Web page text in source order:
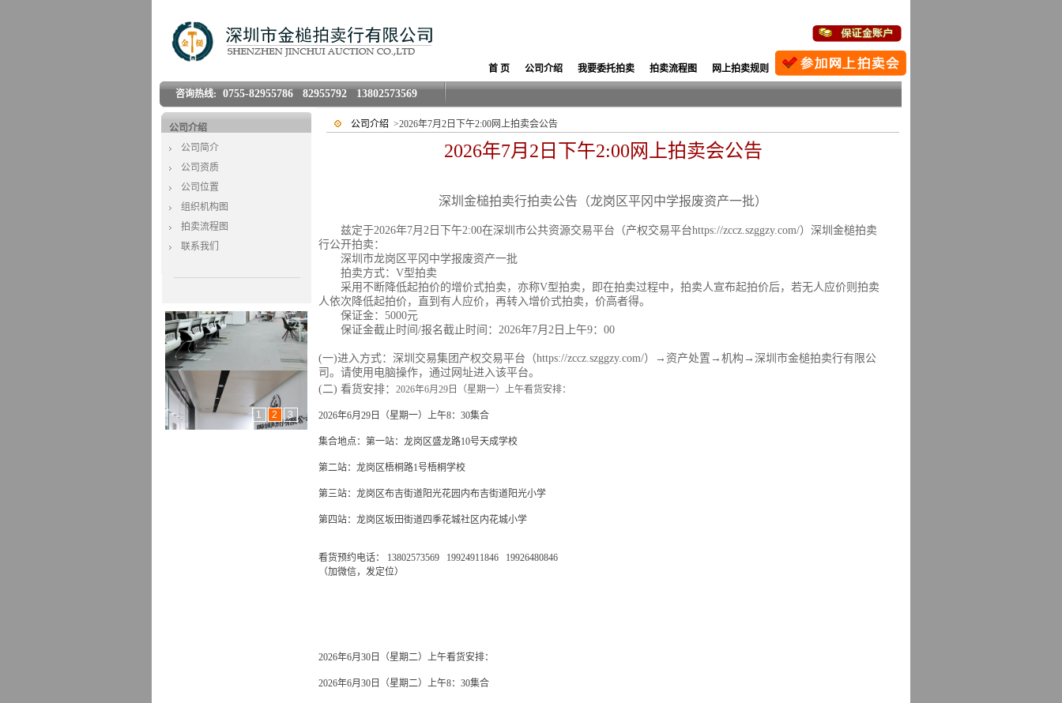
首 页 公司介绍 我要委托拍卖 拍卖流程图 网上拍卖规则
咨询热线: 0755-82955786 82955792 13802573569
公司介绍
公司简介
公司资质
公司位置
组织机构图
拍卖流程图
联系我们
1 2 3
公司介绍 >2026年7月2日下午2:00网上拍卖会公告
2026年7月2日下午2:00网上拍卖会公告
深圳金槌拍卖行拍卖公告（龙岗区平冈中学报废资产一批）
兹定于2026年7月2日 下午2:00在深圳市公共资源交易平台（产权交易平台https://zccz.szggzy.com/）深圳金槌拍卖
行公开拍卖：
深圳市龙岗区平冈中学报废资产一批
拍卖方式：V型拍卖
采用不断降低起拍价的增价式拍卖，亦称V型拍卖，即在拍卖过程中，拍卖人宣布起拍价后，若无人应价则拍卖
人依次降低起拍价，直到有人应价，再转入增价式拍卖，价高者得。
保证金： 5000元
保证金截止时间 /报名截止时间：2026年7月2日上午9：00
(一)进入方式：深圳交易集团产权交易平台（https://zccz.szggzy.com/）→资产处置→机构→深圳市金槌拍卖行有限公
司。请使用电脑操作，通过网址进入该平台。
(二) 看货安排： 2026年6月29日（星期一）上午看货安排：
2026年6月29日（星期一）上午8：30集合
集合地点：第一站：龙岗区盛龙路10号天成学校
第二站：龙岗区梧桐路1号梧桐学校
第三站：龙岗区布吉街道阳光花园内布吉街道阳光小学
第四站：龙岗区坂田街道四季花城社区内花城小学
看货预约电话： 13802573569 19924911846 19926480846
（加微信，发定位）
2026年6月30日（星期二）上午看货安排：
2026年6月30日（星期二）上午8：30集合